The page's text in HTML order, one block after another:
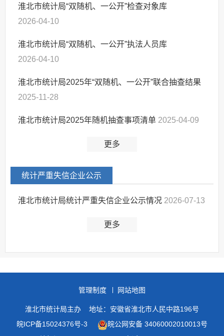
淮北市统计局“双随机、一公开”检查对象库
2026-04-10
淮北市统计局“双随机、一公开”执法人员库
2026-04-10
淮北市统计局2025年“双随机、一公开”联合抽查结果
2025-11-28
淮北市统计局2025年随机抽查事项清单 2025-04-09
更多
统计严重失信企业公示
淮北市统计局统计严重失信企业公示情况 2026-07-13
更多
管理制度 网站地图
淮北市统计局主办
地址：安徽省淮北市人民中路196号
皖ICP备15024376号-3
皖公网安备 34060002010013号